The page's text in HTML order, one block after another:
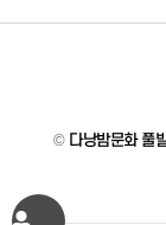
© 다낭밤문화 풀